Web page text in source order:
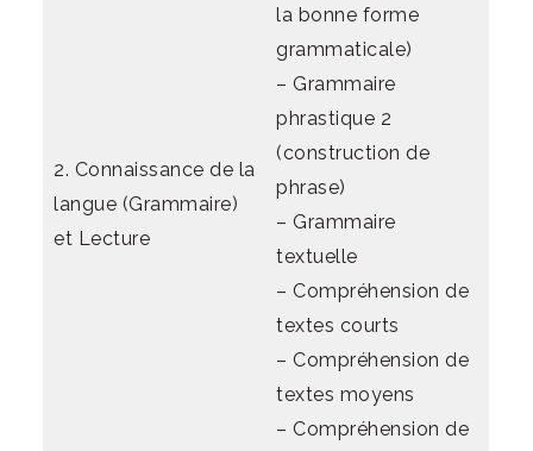
2. Connaissance de la
langue (Grammaire)
et Lecture
la bonne forme
grammaticale)
– Grammaire
phrastique 2
(construction de
phrase)
– Grammaire
textuelle
– Compréhension de
textes courts
– Compréhension de
textes moyens
– Compréhension de